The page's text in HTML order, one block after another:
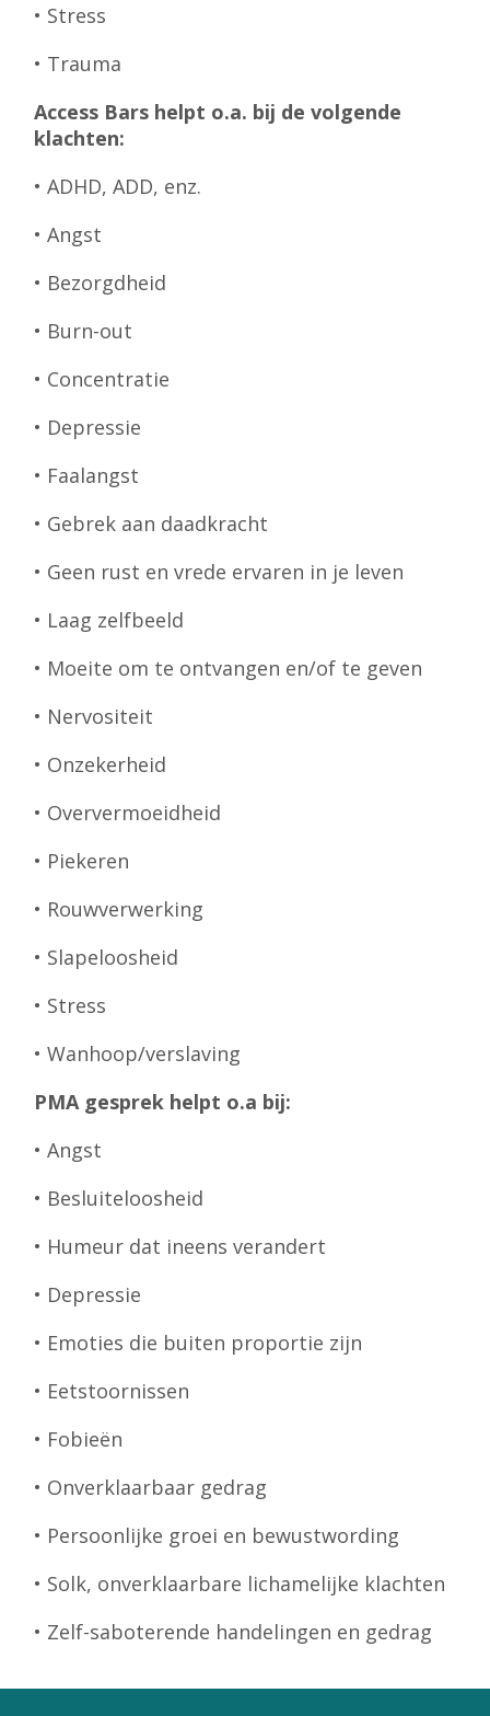
• Stress
• Trauma
Access Bars helpt o.a. bij de volgende
klachten:
• ADHD, ADD, enz.
• Angst
• Bezorgdheid
• Burn-out
• Concentratie
• Depressie
• Faalangst
• Gebrek aan daadkracht
• Geen rust en vrede ervaren in je leven
• Laag zelfbeeld
• Moeite om te ontvangen en/of te geven
• Nervositeit
• Onzekerheid
• Oververmoeidheid
• Piekeren
• Rouwverwerking
• Slapeloosheid
• Stress
• Wanhoop/verslaving
PMA gesprek helpt o.a bij:
• Angst
• Besluiteloosheid
• Humeur dat ineens verandert
• Depressie
• Emoties die buiten proportie zijn
• Eetstoornissen
• Fobieën
• Onverklaarbaar gedrag
• Persoonlijke groei en bewustwording
• Solk, onverklaarbare lichamelijke klachten
• Zelf-saboterende handelingen en gedrag